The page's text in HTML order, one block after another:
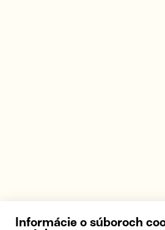
Informácie o súboroch